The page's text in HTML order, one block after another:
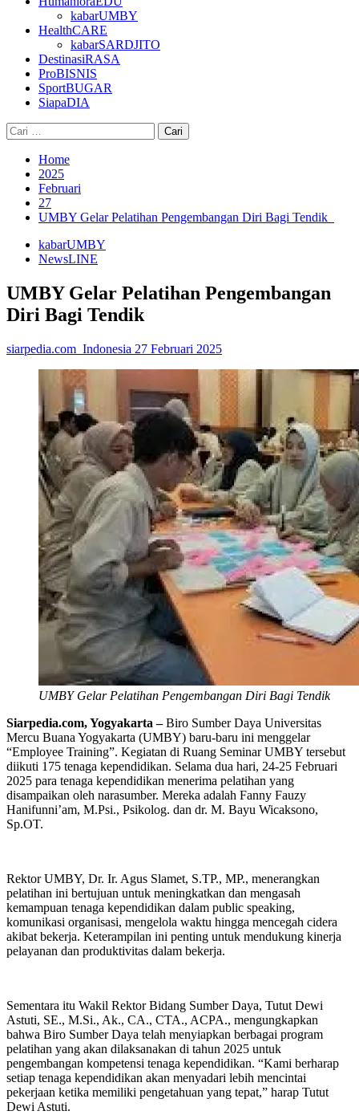
kabarUMBY
HealthCARE
kabarSARDJITO
DestinasiRASA
ProBISNIS
SportBUGAR
SiapaDIA
Cari
untuk:
Home
2025
Februari
27
UMBY Gelar Pelatihan Pengembangan Diri Bagi Tendik
kabarUMBY
NewsLINE
UMBY Gelar Pelatihan Pengembangan
Diri Bagi Tendik
siarpedia.com_Indonesia 27 Februari 2025
UMBY Gelar Pelatihan Pengembangan Diri Bagi Tendik
Siarpedia.com, Yogyakarta –Biro Sumber Daya Universitas
Mercu Buana Yogyakarta (UMBY) baru-baru ini menggelar
“Employee Training”. Kegiatan di Ruang Seminar UMBY tersebut
diikuti 175 tenaga kependidikan. Selama dua hari, 24-25 Februari
2025 para tenaga kependidikan menerima pelatihan yang
disampaikan oleh narasumber. Mereka adalah Fanny Fauzy
Hanifunni’am, M.Psi., Psikolog. dan dr. M. Bayu Wicaksono,
Sp.OT.
Rektor UMBY, Dr. Ir. Agus Slamet, S.TP., MP., menerangkan
pelatihan ini bertujuan untuk meningkatkan dan mengasah
kemampuan tenaga kependidikan dalam public speaking,
komunikasi organisasi, mengelola waktu hingga mencegah cidera
akibat bekerja. Keterampilan ini penting untuk mendukung kinerja
pelayanan dan produktivitas dalam bekerja.
Sementara itu Wakil Rektor Bidang Sumber Daya, Tutut Dewi
Astuti, SE., M.Si., Ak., CA., CTA., ACPA., mengungkapkan
bahwa Biro Sumber Daya telah menyiapkan berbagai program
pelatihan yang akan dilaksanakan di tahun 2025 untuk
pengembangan kompetensi tenaga kependidikan. “Kami berharap
setiap tenaga kependidikan akan menyadari lebih mencintai
pekerjaan ketika memiliki pengetahuan yang tepat,” harap Tutut
Dewi Astuti.